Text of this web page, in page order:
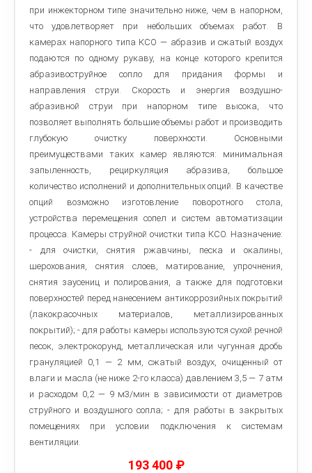
при инжекторном типе значительно ниже, чем в напорном,
что удовлетворяет при небольших объемах работ. В
камерах напорного типа КСО — абразив и сжатый воздух
подаются по одному рукаву, на конце которого крепится
абразивоструйное сопло для придания формы и
направления струи. Скорость и энергия воздушно-
абразивной струи при напорном типе высока, что
позволяет выполнять большие объемы работ и производить
глубокую очистку поверхности. Основными
преимуществами таких камер являются: минимальная
запыленность, рециркуляция абразива, большое
количество исполнений и дополнительных опций. В качестве
опций возможно изготовление поворотного стола,
устройства перемещения сопел и систем автоматизации
процесса. Камеры струйной очистки типа КСО. Назначение:
- для очистки, снятия ржавчины, песка и окалины,
шерохования, снятия слоев, матирование, упрочнения,
снятия заусениц и полирования, а также для подготовки
поверхностей перед нанесением антикоррозийных покрытий
(лакокрасочных материалов, металлизированных
покрытий); - для работы камеры используются сухой речной
песок, электрокорунд, металлическая или чугунная дробь
грануляцией 0,1 — 2 мм, сжатый воздух, очищенный от
влаги и масла (не ниже 2-го класса) давлением 3,5 — 7 атм
и расходом 0,2 — 9 м3/мин в зависимости от диаметров
струйного и воздушного сопла; - для работы в закрытых
помещениях при условии подключения к системам
вентиляции.
193 400 ₽